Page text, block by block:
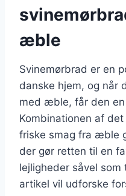
æble
Svinemørbrad er en
danske hjem, og når
med æble, får den
Kombinationen af
friske smag fra æble
der gør retten til en
lejligheder såvel som
artikel vil udforske